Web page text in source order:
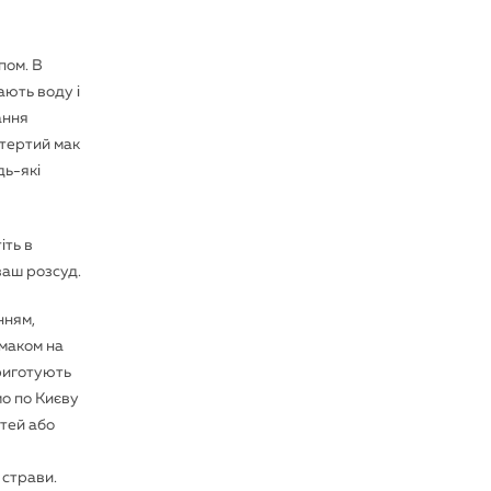
В
воду і
мак
які
в
розсуд.
на
по Києву
або